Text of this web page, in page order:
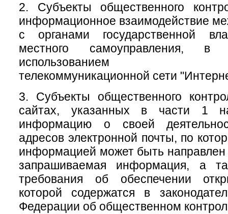
2. Субъекты общественного
информационное взаимодействие
с органами государственной
местного
использованием
телекоммуникационной сети
3. Субъекты общественного
сайтах, указанных в части 1
информацию о своей
адресов электронной почты, по
информацией может быть направлен
запрашиваемая информация, а
требования об обеспечении
которой содержатся в
Федерации об общественном